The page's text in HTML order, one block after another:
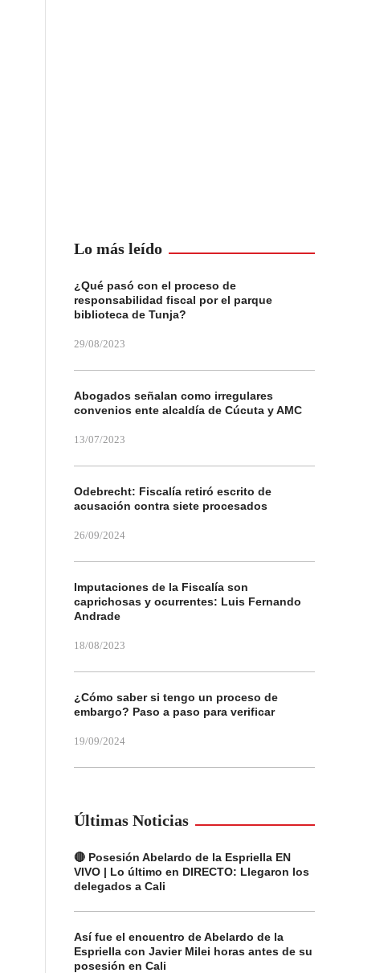
Lo más leído
¿Qué pasó con el proceso de
responsabilidad fiscal por el parque
biblioteca de Tunja?
29/08/2023
Abogados señalan como irregulares
convenios ente alcaldía de Cúcuta y AMC
13/07/2023
Odebrecht: Fiscalía retiró escrito de
acusación contra siete procesados
26/09/2024
Imputaciones de la Fiscalía son
caprichosas y ocurrentes: Luis Fernando
Andrade
18/08/2023
¿Cómo saber si tengo un proceso de
embargo? Paso a paso para verificar
19/09/2024
Últimas Noticias
🔴 Posesión Abelardo de la Espriella EN
VIVO | Lo último en DIRECTO: Llegaron los
delegados a Cali
Así fue el encuentro de Abelardo de la
Espriella con Javier Milei horas antes de su
posesión en Cali